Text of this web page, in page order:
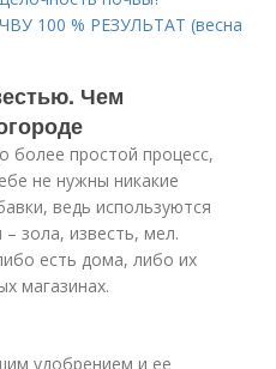
100 % РЕЗУЛЬТАТ (весна
Чем
более простой процесс,
не нужны никакие
ведь используются
зола, известь, мел.
есть дома, либо их
магазинах.
удобрением и ее